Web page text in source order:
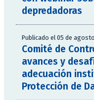
depredadoras
Publicado el 05 de
Comité de
avances y
adecuación
Protección de